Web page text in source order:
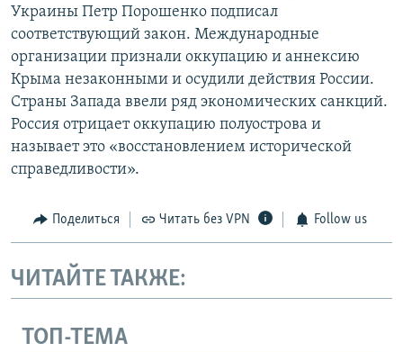
Украины Петр Порошенко подписал
соответствующий закон. Международные
организации признали оккупацию и аннексию
Крыма незаконными и осудили действия России.
Страны Запада ввели ряд экономических санкций.
Россия отрицает оккупацию полуострова и
называет это «восстановлением исторической
справедливости».
Поделиться Читать без VPN Follow us
ЧИТАЙТЕ ТАКЖЕ:
ТОП-ТЕМА